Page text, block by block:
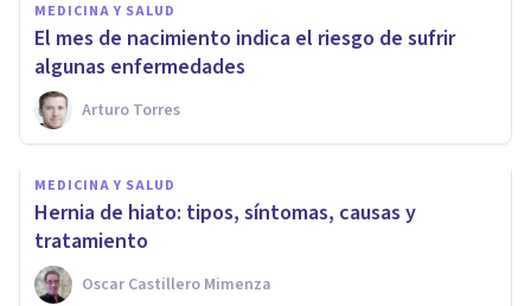
MEDICINA Y SALUD
El mes de nacimiento indica el riesgo de sufrir
algunas enfermedades
Arturo Torres
MEDICINA Y SALUD
Hernia de hiato: tipos, síntomas, causas y
tratamiento
Oscar Castillero Mimenza
​Cáncer de colon: 8 síntomas de
alerta
Juan Armando Corbin